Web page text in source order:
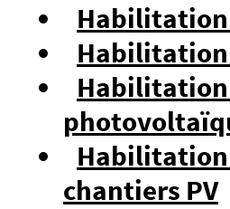
Habilitation
Habilitation
Habilitation
Habilitation
chantiers PV